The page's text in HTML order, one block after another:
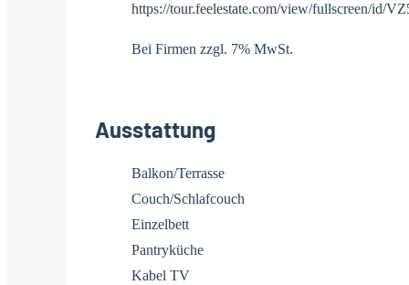
https://tour.feelestate.com/view/fullscreen/id/
Bei Firmen zzgl. 7% MwSt.
Ausstattung
Balkon/Terrasse
Couch/Schlafcouch
Einzelbett
Pantryküche
Kabel TV